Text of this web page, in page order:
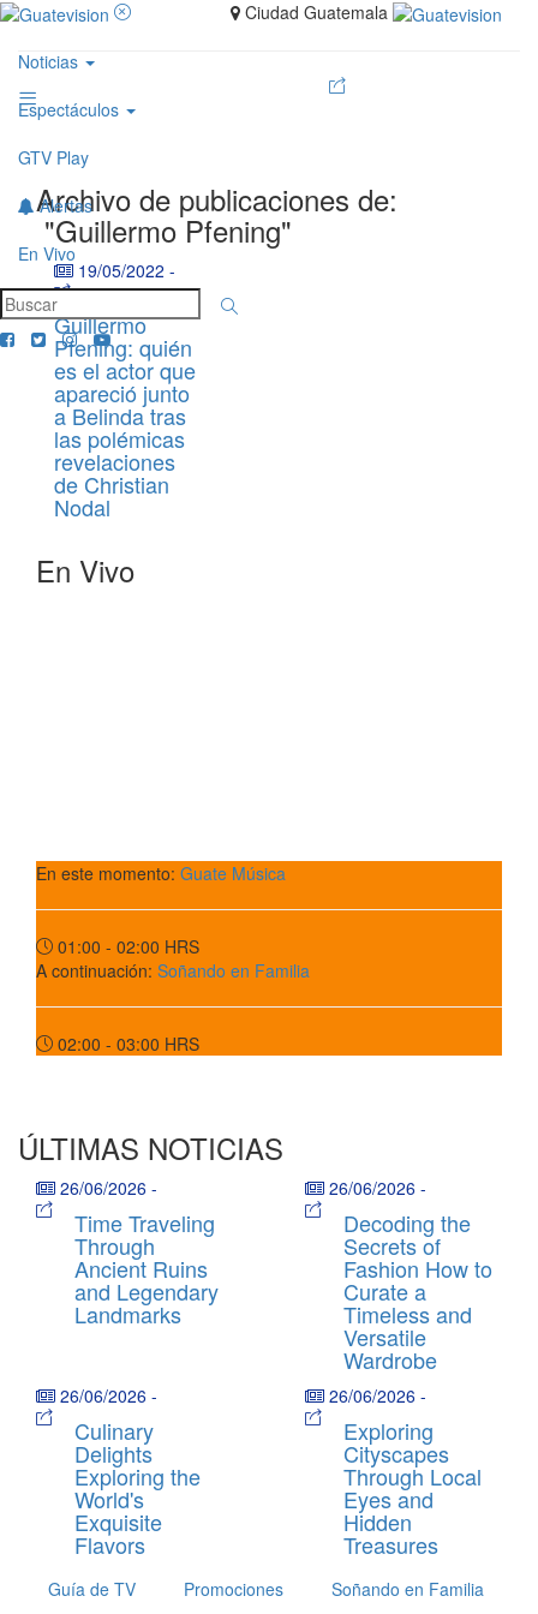
Noticias
Espectáculos
GTV Play
Alertas
En Vivo
Ciudad Guatemala
Archivo de publicaciones de:
"Guillermo Pfening"
19/05/2022 -
Guillermo
Pfening: quién
es el actor que
apareció junto
a Belinda tras
las polémicas
revelaciones
de Christian
Nodal
En Vivo
En este momento: Guate Música
01:00 - 02:00 HRS
A continuación: Soñando en Familia
02:00 - 03:00 HRS
ÚLTIMAS NOTICIAS
26/06/2026 -
Time Traveling
Through
Ancient Ruins
and Legendary
Landmarks
26/06/2026 -
Decoding the
Secrets of
Fashion How to
Curate a
Timeless and
Versatile
Wardrobe
26/06/2026 -
Culinary
Delights
Exploring the
World's
Exquisite
Flavors
26/06/2026 -
Exploring
Cityscapes
Through Local
Eyes and
Hidden
Treasures
Guía de TV Promociones Soñando en Familia